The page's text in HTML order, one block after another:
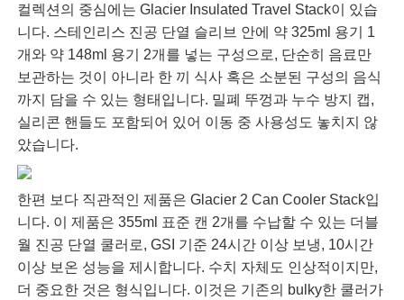
컬렉션의 중심에는 Glacier Insulated Travel Stack이 있습
니다. 스테인리스 진공 단열 슬리브 안에 약 325ml 용기 1
개와 약 148ml 용기 2개를 넣는 구성으로, 단순히 음료만
보관하는 것이 아니라 한 끼 식사 혹은 소분된 구성의 음식
까지 담을 수 있는 형태입니다. 밀폐 뚜껑과 누수 방지 캡,
실리콘 핸들도 포함되어 있어 이동 중 사용성도 놓치지 않
았습니다.
한편 보다 직관적인 제품은 Glacier 2 Can Cooler Stack입
니다. 이 제품은 355ml 표준 캔 2개를 수납할 수 있는 더블
월 진공 단열 쿨러로, GSI 기준 24시간 이상 보냉, 10시간
이상 보온 성능을 제시합니다. 수치 자체도 인상적이지만,
더 중요한 것은 형식입니다. 이것은 기존의 bulky한 쿨러가